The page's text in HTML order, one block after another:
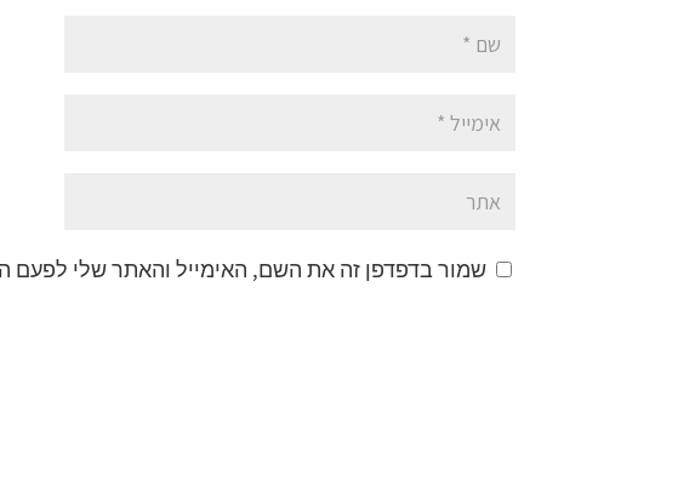
שמור בדפדפן זה את השם, האימייל והאתר שלי לפעם